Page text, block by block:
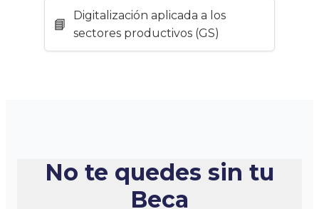
Digitalización aplicada a los
sectores productivos (GS)
No te quedes sin tu
Beca